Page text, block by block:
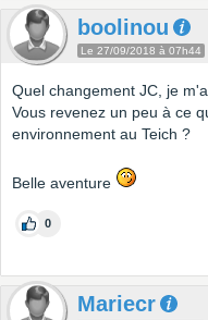
boolinou
Le 27/09/2018 à 07h44
Quel changement JC, je
Vous revenez un peu à ce
environnement au Teich ?
Belle aventure
0
Mariecr